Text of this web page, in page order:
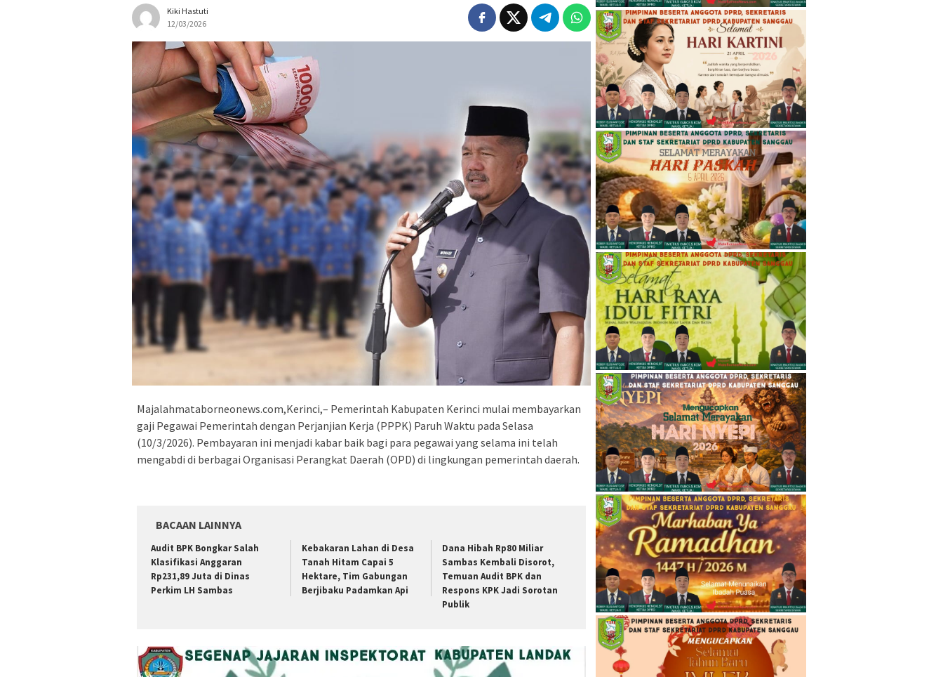
Kiki Hastuti
12/03/2026
Majalahmataborneonews.com,Kerinci,– Pemerintah Kabupaten Kerinci mulai membayarkan
gaji Pegawai Pemerintah dengan Perjanjian Kerja (PPPK) Paruh Waktu pada Selasa
(10/3/2026). Pembayaran ini menjadi kabar baik bagi para pegawai yang selama ini telah
mengabdi di berbagai Organisasi Perangkat Daerah (OPD) di lingkungan pemerintah daerah.
BACAAN LAINNYA
Audit BPK Bongkar Salah
Klasifikasi Anggaran
Rp231,89 Juta di Dinas
Perkim LH Sambas
Kebakaran Lahan di Desa
Tanah Hitam Capai 5
Hektare, Tim Gabungan
Berjibaku Padamkan Api
Dana Hibah Rp80 Miliar
Sambas Kembali Disorot,
Temuan Audit BPK dan
Respons KPK Jadi Sorotan
Publik